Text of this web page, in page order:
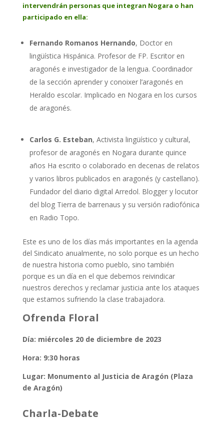
intervendrán personas que integran Nogara o han
participado en ella:
Fernando Romanos Hernando, Doctor en
lingüística Hispánica. Profesor de FP. Escritor en
aragonés e investigador de la lengua. Coordinador
de la sección aprender y conoixer l’aragonés en
Heraldo escolar. Implicado en Nogara en los cursos
de aragonés.
Carlos G. Esteban, Activista lingüístico y cultural,
profesor de aragonés en Nogara durante quince
años Ha escrito o colaborado en decenas de relatos
y varios libros publicados en aragonés (y castellano).
Fundador del diario digital Arredol. Blogger y locutor
del blog Tierra de barrenaus y su versión radiofónica
en Radio Topo.
Este es uno de los días más importantes en la agenda
del Sindicato anualmente, no solo porque es un hecho
de nuestra historia como pueblo, sino también
porque es un día en el que debemos reivindicar
nuestros derechos y reclamar justicia ante los ataques
que estamos sufriendo la clase trabajadora.
Ofrenda Floral
Día: miércoles 20 de diciembre de 2023
Hora: 9:30 horas
Lugar: Monumento al Justicia de Aragón (Plaza
de Aragón)
Charla-Debate